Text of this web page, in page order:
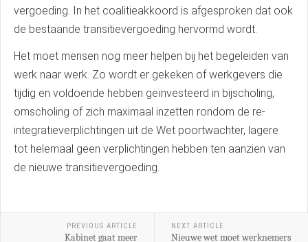
vergoeding. In het coalitieakkoord is afgesproken dat ook
de bestaande transitievergoeding hervormd wordt.
Het moet mensen nog meer helpen bij het begeleiden van
werk naar werk. Zo wordt er gekeken of werkgevers die
tijdig en voldoende hebben geïnvesteerd in bijscholing,
omscholing of zich maximaal inzetten rondom de re-
integratieverplichtingen uit de Wet poortwachter, lagere
tot helemaal geen verplichtingen hebben ten aanzien van
de nieuwe transitievergoeding.
PREVIOUS ARTICLE
Kabinet gaat meer
NEXT ARTICLE
Nieuwe wet moet werknemers